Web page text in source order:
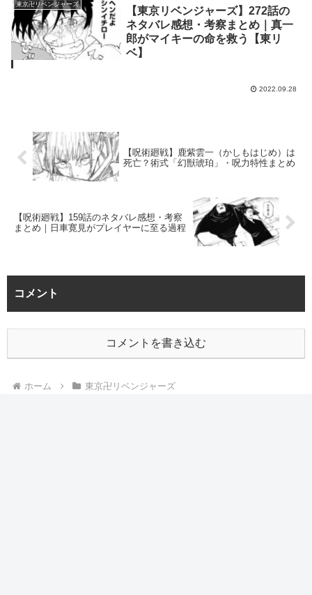
東京卍リベンジャーズ
【東京リベンジャーズ】272話の
ネタバレ感想・考察まとめ｜真一
郎がマイキーの命を救う【東リ
ベ】
2022.09.28
【呪術廻戦】鹿紫雲一（かしもはじめ）は
死亡？術式「幻獣琥珀」・呪力特性まとめ
【呪術廻戦】159話のネタバレ感想・考察
まとめ｜日車寛見がプレイヤーに至る過程
コメント
コメントを書き込む
ホーム 東京卍リベンジャーズ